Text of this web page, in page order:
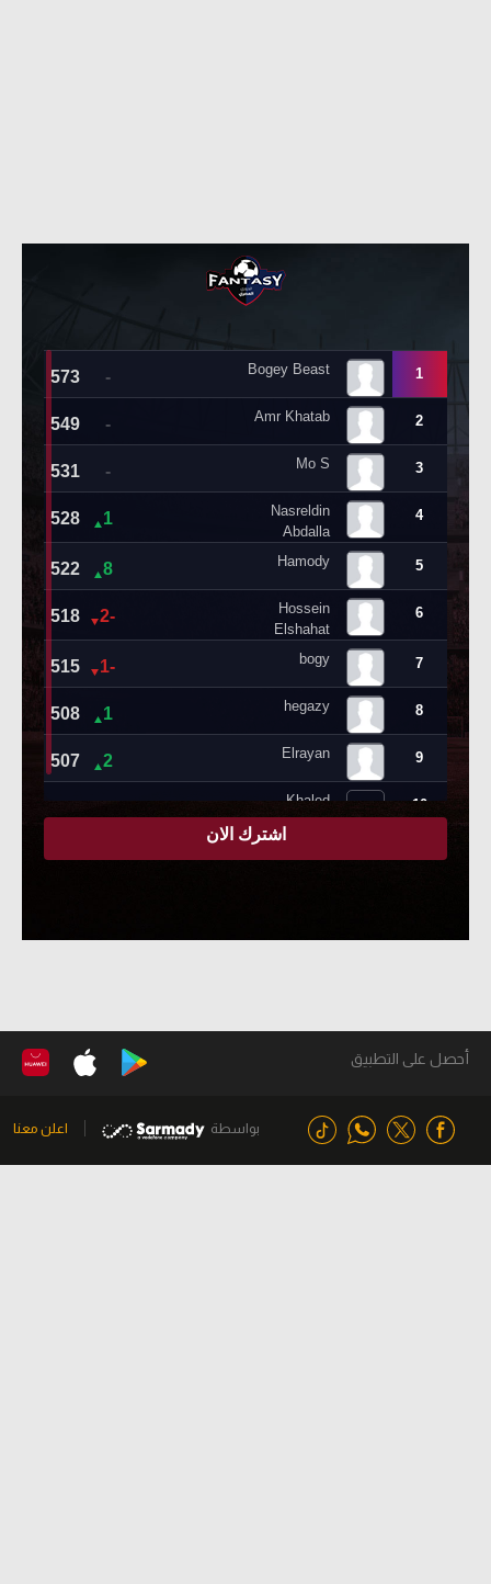
أحصل على التطبيق
بواسطة اعلن معنا